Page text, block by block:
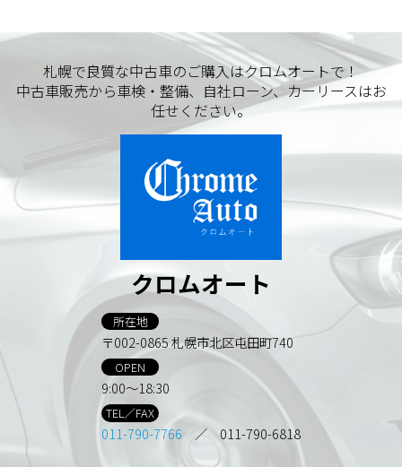
札幌で良質な中古車のご購入はクロムオートで！
中古車販売から車検・整備、自社ローン、カーリースはお
任せください。
クロムオート
所在地
〒002-0865 札幌市北区屯田町740
OPEN
9:00～18:30
TEL／FAX
011-790-7766 ／ 011-790-6818